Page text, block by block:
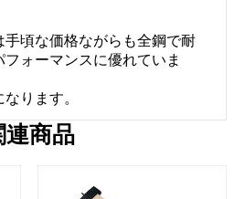
頃な価格ながらも全鋼で耐
ォーマンスに優れていま
ります。
連商品